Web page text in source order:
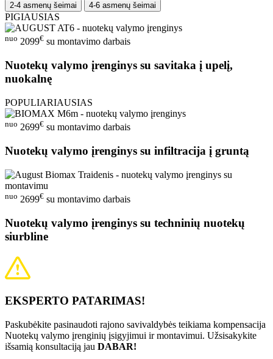
2-4 asmenų šeimai 4-6 asmenų šeimai
PIGIAUSIAS
nuo 2099€ su montavimo darbais
Nuotekų valymo įrenginys su savitaka į upelį,
nuokalnę
POPULIARIAUSIAS
nuo 2699€ su montavimo darbais
Nuotekų valymo įrenginys su infiltracija į gruntą
nuo 2699€ su montavimo darbais
Nuotekų valymo įrenginys su techninių nuotekų
siurbline
EKSPERTO PATARIMAS!
Paskubėkite pasinaudoti rajono savivaldybės teikiama kompensacija
Nuotekų valymo įrenginių įsigyjimui ir montavimui. Užsisakykite
išsamią konsultaciją jau DABAR!